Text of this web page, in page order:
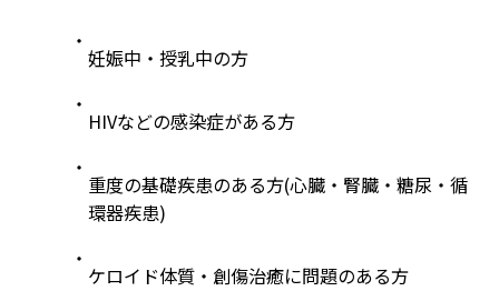
妊娠中・授乳中の方
HIVなどの感染症がある方
重度の基礎疾患のある方(心臓・腎臓・糖尿・循
環器疾患)
ケロイド体質・創傷治癒に問題のある方